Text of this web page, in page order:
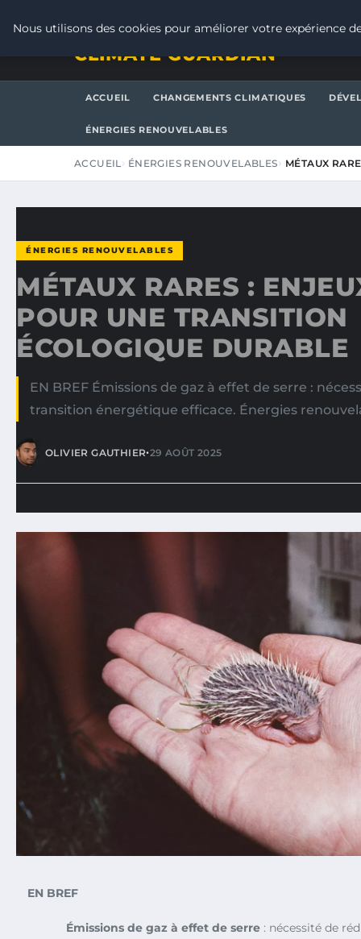
CLIMATE GUARDIAN
ACCUEIL CHANGEMENTS CLIMATIQUES
ÉNERGIES RENOUVELABLES
ACCUEIL ÉNERGIES RENOUVELABLES MÉTAUX
ÉNERGIES RENOUVELABLES
MÉTAUX RARES :
POUR UNE TRANSITION
ÉCOLOGIQUE DURABLE
EN BREF Émissions de gaz à effet de serre :
transition énergétique efficace. Énergies
OLIVIER GAUTHIER•29 AOÛT 2025
EN BREF
Émissions de gaz à effet de serre : nécessité de
Nous utilisons des cookies pour améliorer votre expérience